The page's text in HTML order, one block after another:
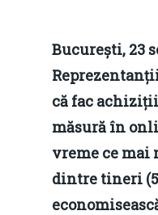
București, 23
că fac
măsură în
vreme ce mai
dintre tineri